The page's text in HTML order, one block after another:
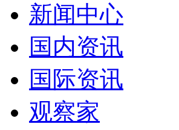
新闻中心
国内资讯
国际资讯
观察家